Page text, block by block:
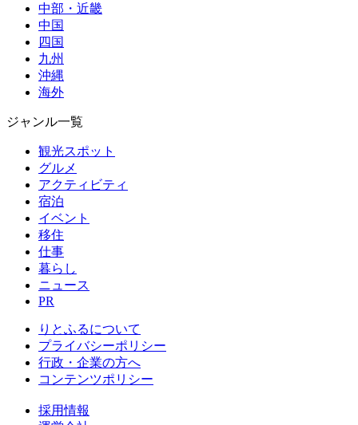
中部・近畿
中国
四国
九州
沖縄
海外
ジャンル一覧
観光スポット
グルメ
アクティビティ
宿泊
イベント
移住
仕事
暮らし
ニュース
PR
りとふるについて
プライバシーポリシー
行政・企業の方へ
コンテンツポリシー
採用情報